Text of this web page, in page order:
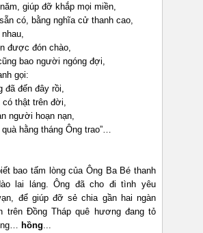
giúp đỡ khắp mọi miền,
có, bằng nghĩa cử thanh cao,
được đón chào,
bao người ngóng đợi,
gọi:
đã đến đây rồi,
có thật trên đời,
người hoạn nạn,
hằng tháng Ông trao”…
bao tấm lòng của Ông Ba Bé thanh
lai láng. Ông đã cho đi tình yêu
để giúp đỡ sẻ chia gần hai ngàn
trên Đồng Tháp quê hương đang tỏ
hồng...